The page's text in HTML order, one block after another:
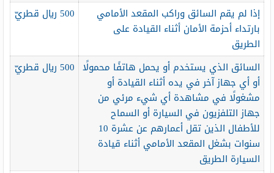
إذا لم يقم السائق وراكب المقعد الأمامي
بارتداء أحزمة الأمان أثناء القيادة على
الطريق
500 ريال قطريّ
السائق الذي يستخدم أو يحمل هاتفًا محمولًا
أو أي جهاز آخر في يده أثناء القيادة أو
مشغولًا في مشاهدة أي شيء مرئي من
جهاز التلفزيون في السيارة أو السماح
للأطفال الذين تقل أعمارهم عن عشرة 10
سنوات بشغل المقعد الأمامي أثناء قيادة
السيارة الطريق
500 ريال قطريّ